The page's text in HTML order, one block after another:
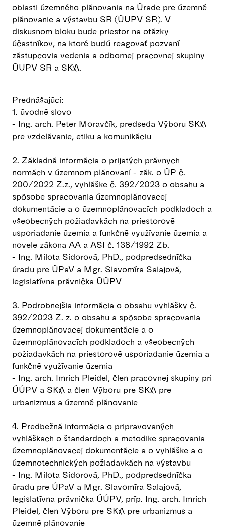
oblasti územného plánovania na Úrade pre územné
plánovanie a výstavbu SR (ÚUPV SR). V
diskusnom bloku bude priestor na otázky
účastníkov, na ktoré budú reagovať pozvaní
zástupcovia vedenia a odbornej pracovnej skupiny
ÚUPV SR a SKA.
Prednášajúci:
1. úvodné slovo
- Ing. arch. Peter Moravčík, predseda Výboru SKA
pre vzdelávanie, etiku a komunikáciu
2. Základná informácia o prijatých právnych
normách v územnom plánovaní - zák. o ÚP č.
200/2022 Z.z., vyhláške č. 392/2023 o obsahu a
spôsobe spracovania územnoplánovacej
dokumentácie a o územnoplánovacích podkladoch a
všeobecných požiadavkách na priestorové
usporiadanie územia a funkčné využívanie územia a
novele zákona AA a ASI č. 138/1992 Zb.
- Ing. Milota Sidorová, PhD., podpredsedníčka
úradu pre ÚPaV a Mgr. Slavomíra Salajová,
legislatívna právnička ÚÚPV
3. Podrobnejšia informácia o obsahu vyhlášky č.
392/2023 Z. z. o obsahu a spôsobe spracovania
územnoplánovacej dokumentácie a o
územnoplánovacích podkladoch a všeobecných
požiadavkách na priestorové usporiadanie územia a
funkčné využívanie územia
- Ing. arch. Imrich Pleidel, člen pracovnej skupiny pri
ÚÚPV a SKA a člen Výboru pre SKA pre
urbanizmus a územné plánovanie
4. Predbežná informácia o pripravovaných
vyhláškach o štandardoch a metodike spracovania
územnoplánovacej dokumentácie a o vyhláške a o
územnotechnických požiadavkách na výstavbu
- Ing. Milota Sidorová, PhD., podpredsedníčka
úradu pre ÚPaV a Mgr. Slavomíra Salajová,
legislatívna právnička ÚÚPV, príp. Ing. arch. Imrich
Pleidel, člen Výboru pre SKA pre urbanizmus a
územné plánovanie